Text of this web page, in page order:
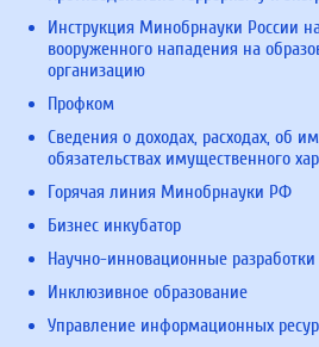
Инструкция Минобрнауки России
вооруженного нападения на
организацию
Профком
Сведения о доходах, расходах, об
обязательствах имущественного
Горячая линия Минобрнауки РФ
Бизнес инкубатор
Научно-инновационные разработки
Инклюзивное образование
Управление информационных